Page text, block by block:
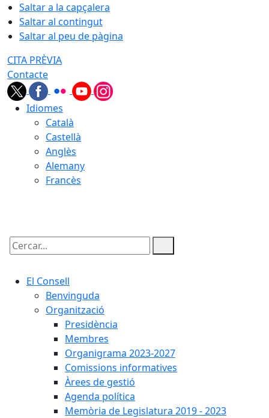
Saltar a la capçalera
Saltar al contingut
Saltar al peu de pàgina
CITA PRÈVIA
Contacte
Idiomes
Català
Castellà
Anglès
Alemany
Francès
Cercar:
El Consell
Benvinguda
Organització
Presidència
Membres
Organigrama 2023-2027
Comissions informatives
Àrees de gestió
Agenda política
Memòria de Legislatura 2019 - 2023